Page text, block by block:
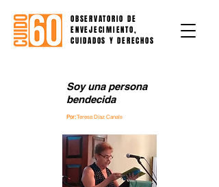
OBSERVATORIO DE
ENVEJECIMIENTO,
CUIDADOS Y DERECHOS
Soy una persona
bendecida
Por:Teresa Díaz Canals